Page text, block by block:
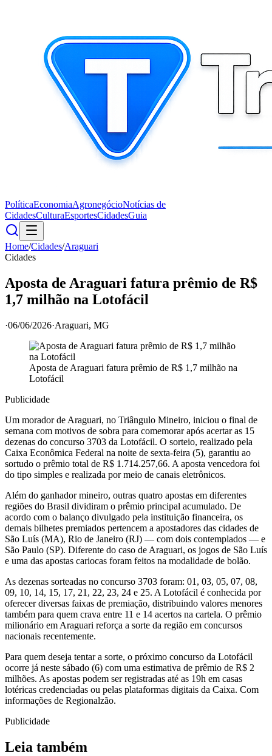
PolíticaEconomiaAgronegócioNotícias de
CidadesCulturaEsportesCidadesGuia
Home/Cidades/Araguari
Cidades
Aposta de Araguari fatura prêmio de R$
1,7 milhão na Lotofácil
·06/06/2026·Araguari, MG
Aposta de Araguari fatura prêmio de R$ 1,7 milhão na
Lotofácil
Publicidade
Um morador de Araguari, no Triângulo Mineiro, iniciou o final de
semana com motivos de sobra para comemorar após acertar as 15
dezenas do concurso 3703 da Lotofácil. O sorteio, realizado pela
Caixa Econômica Federal na noite de sexta-feira (5), garantiu ao
sortudo o prêmio total de R$ 1.714.257,66. A aposta vencedora foi
do tipo simples e realizada por meio de canais eletrônicos.
Além do ganhador mineiro, outras quatro apostas em diferentes
regiões do Brasil dividiram o prêmio principal acumulado. De
acordo com o balanço divulgado pela instituição financeira, os
demais bilhetes premiados pertencem a apostadores das cidades de
São Luís (MA), Rio de Janeiro (RJ) — com dois contemplados — e
São Paulo (SP). Diferente do caso de Araguari, os jogos de São Luís
e uma das apostas cariocas foram feitos na modalidade de bolão.
As dezenas sorteadas no concurso 3703 foram: 01, 03, 05, 07, 08,
09, 10, 14, 15, 17, 21, 22, 23, 24 e 25. A Lotofácil é conhecida por
oferecer diversas faixas de premiação, distribuindo valores menores
também para quem crava entre 11 e 14 acertos na cartela. O prêmio
milionário em Araguari reforça a sorte da região em concursos
nacionais recentemente.
Para quem deseja tentar a sorte, o próximo concurso da Lotofácil
ocorre já neste sábado (6) com uma estimativa de prêmio de R$ 2
milhões. As apostas podem ser registradas até as 19h em casas
lotéricas credenciadas ou pelas plataformas digitais da Caixa. Com
informações de Regionalzão.
Publicidade
Leia também